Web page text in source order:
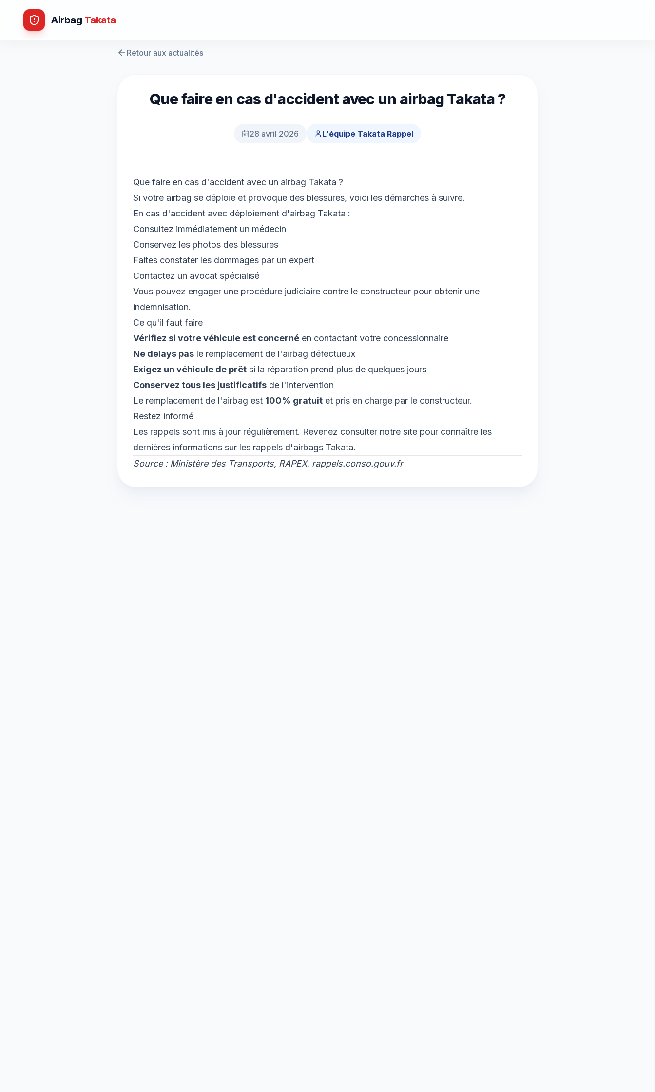
Airbag Takata
Retour aux actualités
Que faire en cas d'accident avec un airbag Takata ?
28 avril 2026 L'équipe Takata Rappel
Que faire en cas d'accident avec un airbag Takata ?
Si votre airbag se déploie et provoque des blessures, voici les démarches à suivre.
En cas d'accident avec déploiement d'airbag Takata :
Consultez immédiatement un médecin
Conservez les photos des blessures
Faites constater les dommages par un expert
Contactez un avocat spécialisé
Vous pouvez engager une procédure judiciaire contre le constructeur pour obtenir une
indemnisation.
Ce qu'il faut faire
Vérifiez si votre véhicule est concerné en contactant votre concessionnaire
Ne delays pas le remplacement de l'airbag défectueux
Exigez un véhicule de prêt si la réparation prend plus de quelques jours
Conservez tous les justificatifs de l'intervention
Le remplacement de l'airbag est 100% gratuit et pris en charge par le constructeur.
Restez informé
Les rappels sont mis à jour régulièrement. Revenez consulter notre site pour connaître les
dernières informations sur les rappels d'airbags Takata.
Source : Ministère des Transports, RAPEX, rappels.conso.gouv.fr